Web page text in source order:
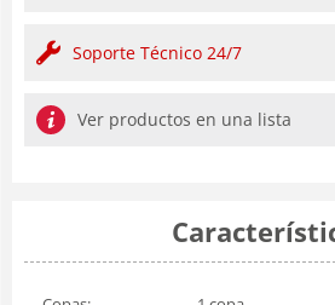
Soporte Técnico 24/7
Ver productos en una lista